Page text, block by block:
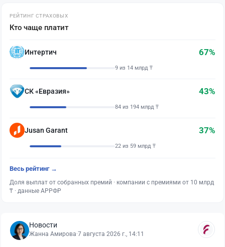
РЕЙТИНГ СТРАХОВЫХ
Кто чаще платит
Интертич 67%
9 из 14 млрд ₸
СК «Евразия» 43%
84 из 194 млрд ₸
Jusan Garant 37%
22 из 59 млрд ₸
Весь рейтинг →
Доля выплат от собранных премий · компании с премиями от 10 млрд
₸ · данные АРРФР
Новости
Жанна Амирова·7 августа 2026 г., 14:11